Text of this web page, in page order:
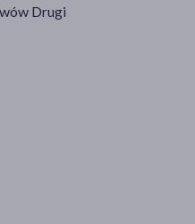
Drugi